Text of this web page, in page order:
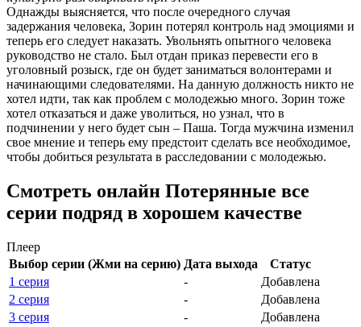
Однажды выясняется, что после очередного случая
задержания человека, Зорин потерял контроль над эмоциями и
теперь его следует наказать. Увольнять опытного человека
руководство не стало. Был отдан приказ перевести его в
уголовный розыск, где он будет заниматься волонтерами и
начинающими следователями. На данную должность никто не
хотел идти, так как проблем с молодежью много. Зорин тоже
хотел отказаться и даже уволиться, но узнал, что в
подчинении у него будет сын – Паша. Тогда мужчина изменил
свое мнение и теперь ему предстоит сделать все необходимое,
чтобы добиться результата в расследовании с молодежью.
Смотреть онлайн Потерянные все
серии подряд в хорошем качестве
Плеер
Выбор серии (Жми на серию) Дата выхода
Статус
1 серия
-
Добавлена
2 серия
-
Добавлена
3 серия
-
Добавлена